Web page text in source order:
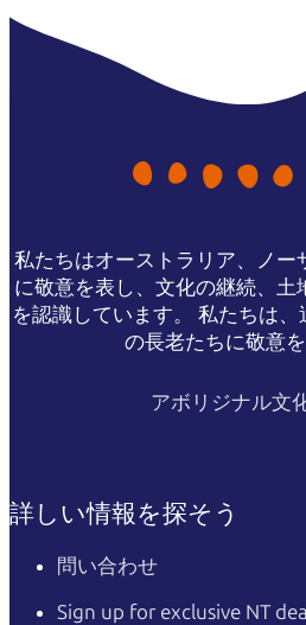
私たちはオーストラリア、ノー
に敬意を表し、文化の継続、土
を認識しています。 私たちは
の長老たちに敬意を
アボリジナル文
詳しい情報を探そう
問い合わせ
Sign up for exclusive NT